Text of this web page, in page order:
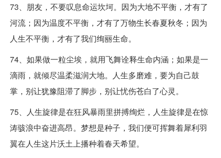
73、朋友，不要叹息命运坎坷。因为大地不平衡，才有了
河流；因为温度不平衡，才有了万物生长春夏秋冬；因为
人生不平衡，才有了我们绚丽生命。
74、如果做一粒尘埃，就用飞舞诠释生命内涵；如果是一
滴雨，就倾尽温柔滋润大地。人生多磨难，要为自己鼓
掌，别让犹豫阻滞了脚步，别让忧伤苍白了心灵。
75、人生旋律是在狂风暴雨里拼搏绚烂，人生旋律是在惊
涛骇浪中奋进高昂。梦想是种子，我们便可挥舞着犀利羽
翼在人生这片沃土上播种着春天希望。